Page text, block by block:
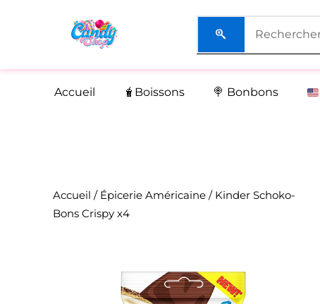
Accueil 🧋Boissons 🍭 Bonbons
Accueil / Épicerie Américaine / Kinder Schoko-
Bons Crispy x4